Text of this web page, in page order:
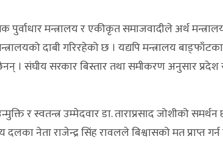
पुर्वाधार मन्त्रालय र एकीकृत समाजवादीले अर्थ
दाबी गरिरहेको छ । यद्यपि मन्त्रालय
संघीय सरकार बिस्तार तथा समीकरण अनुसार प्रदेश
र स्वतन्त्र उम्मेदवार डा. ताराप्रसाद जोशीको
नेता राजेन्द्र सिंह रावलले बिश्वासको मत प्राप्त